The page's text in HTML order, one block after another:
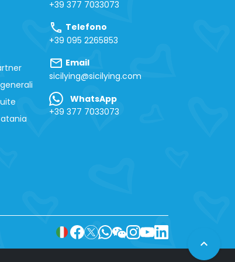
+39 377 7033073
call Telefono
+39 095 2265853
mail Email
sicilying@sicilying.com
WhatsApp
+39 377 7033073
expand_less